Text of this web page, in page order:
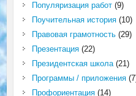
Популяризация работ(9)
Поучительная история(10)
Правовая грамотность(29)
Презентация(22)
Президентская школа(21)
Программы / приложения
Профориентация(14)